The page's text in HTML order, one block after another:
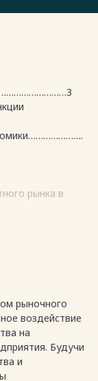
рынка в
2021-2022
рыночного
воздействие
на
Будучи
и